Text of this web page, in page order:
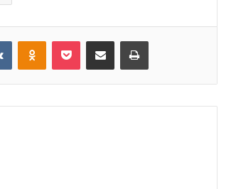
VKontakteOdnoklassniki
Pocket Share via Email Print